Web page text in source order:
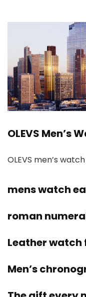
OLEVS Men’s
OLEVS men’s
mens watch
roman
Leather watch
Men’s